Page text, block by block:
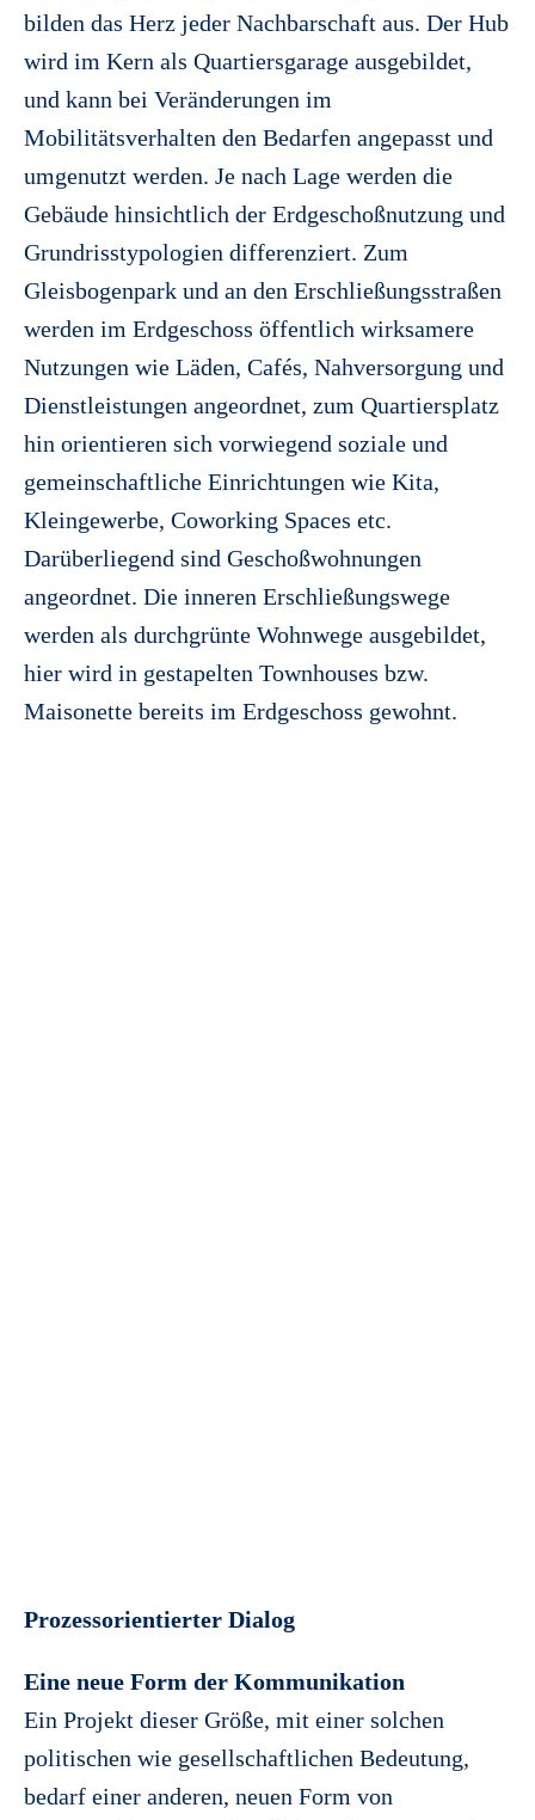
bilden das Herz jeder Nachbarschaft aus. Der Hub
wird im Kern als Quartiersgarage ausgebildet,
und kann bei Veränderungen im
Mobilitätsverhalten den Bedarfen angepasst und
umgenutzt werden. Je nach Lage werden die
Gebäude hinsichtlich der Erdgeschoßnutzung und
Grundrisstypologien differenziert. Zum
Gleisbogenpark und an den Erschließungsstraßen
werden im Erdgeschoss öffentlich wirksamere
Nutzungen wie Läden, Cafés, Nahversorgung und
Dienstleistungen angeordnet, zum Quartiersplatz
hin orientieren sich vorwiegend soziale und
gemeinschaftliche Einrichtungen wie Kita,
Kleingewerbe, Coworking Spaces etc.
Darüberliegend sind Geschoßwohnungen
angeordnet. Die inneren Erschließungswege
werden als durchgrünte Wohnwege ausgebildet,
hier wird in gestapelten Townhouses bzw.
Maisonette bereits im Erdgeschoss gewohnt.
Prozessorientierter Dialog
Eine neue Form der Kommunikation
Ein Projekt dieser Größe, mit einer solchen
politischen wie gesellschaftlichen Bedeutung,
bedarf einer anderen, neuen Form von